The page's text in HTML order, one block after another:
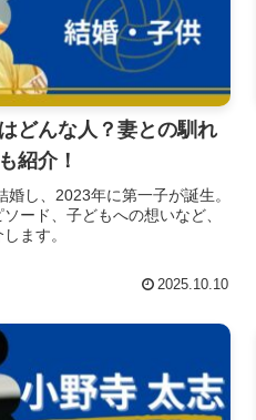
どんな人？妻との馴れ
紹介！
し、2023年に第一子が誕生。
ード、子どもへの想いなど、
ます。
2025.10.10